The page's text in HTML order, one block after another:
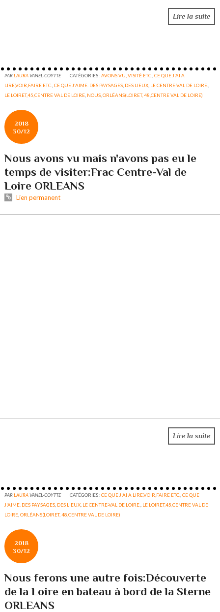
Lire la suite
PARLAURAVANEL-COYTTE CATÉGORIES :AVONS VU, VISITÉ ETC. ,CE QUE J'AI A
LIRE,VOIR,FAIRE ETC. ,CE QUE J'AIME. DES PAYSAGES DES LIEUX LE CENTRE-VAL DE LOIRE.
LE LOIRET,45,CENTRE VAL DE LOIRE NOUS ,ORLÉANS(LOIRET, 48,CENTRE VAL DE LOIRE)
2018
30/12
Nous avons vu mais n'avons pas eu le
temps de visiter:Frac Centre-Val de
Loire ORLEANS
Lien permanent
Lire la suite
PARLAURAVANEL-COYTTE CATÉGORIES :CE QUE J'AI A LIRE,VOIR,FAIRE ETC. ,CE QUE
J'AIME. DES PAYSAGES DES LIEUX LE CENTRE-VAL DE LOIRE. LE LOIRET,45,CENTRE VAL DE
LOIRE ,ORLÉANS(LOIRET, 48,CENTRE VAL DE LOIRE)
2018
30/12
Nous ferons une autre fois:Découverte
de la Loire en bateau à bord de la Sterne
ORLEANS